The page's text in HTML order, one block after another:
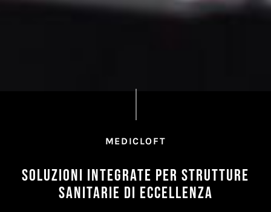
MEDICLOFT
SOLUZIONI INTEGRATE PER STRUTTURE
SANITARIE DI ECCELLENZA